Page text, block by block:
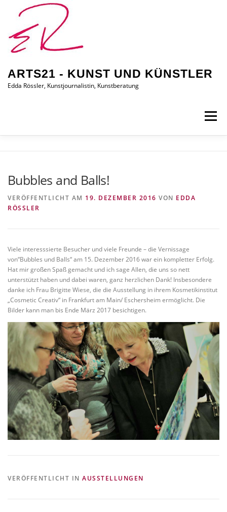
ARTS21 - KUNST UND KÜNSTLER
Edda Rössler, Kunstjournalistin, Kunstberatung
Menü
Bubbles and Balls!
VERÖFFENTLICHT AM 19. DEZEMBER 2016 VON EDDA
RÖSSLER
Viele interesssierte Besucher und viele Freunde – die Vernissage
von“Bubbles und Balls“ am 15. Dezember 2016 war ein kompletter Erfolg.
Hat mir großen Spaß gemacht und ich sage Allen, die uns so nett
unterstützt haben und dabei waren, ganz herzlichen Dank! Insbesondere
danke ich Frau Brigitte Wiese, die die Ausstellung in ihrem Kosmetikinstitut
„Cosmetic Creativ“ in Frankfurt am Main/ Eschersheim ermöglicht. Die
Bilder kann man bis Ende März 2017 besichtigen.
VERÖFFENTLICHT IN AUSSTELLUNGEN